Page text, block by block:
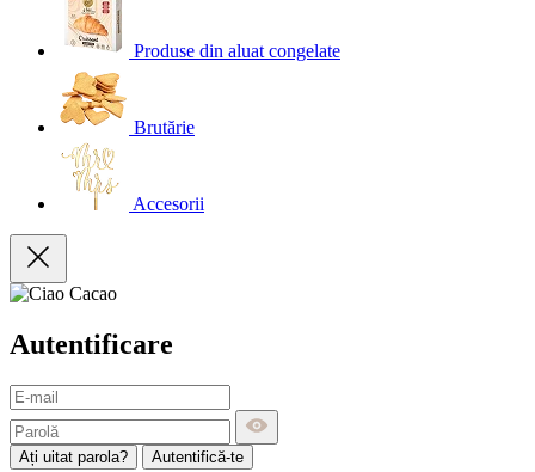
Produse din aluat congelate
Brutărie
Accesorii
Autentificare
Ați uitat parola? Autentifică-te